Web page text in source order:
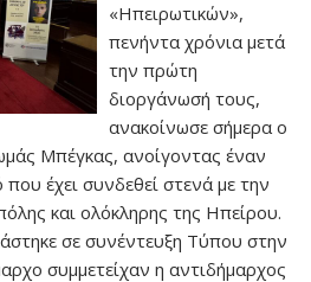
«Ηπειρωτικών»,
πενήντα χρόνια μετά
την πρώτη
διοργάνωσή τους,
ανακοίνωσε σήμερα ο
Μπέγκας, ανοίγοντας έναν
έχει συνδεθεί στενά με την
και ολόκληρης της Ηπείρου.
σε συνέντευξη Τύπου στην
συμμετείχαν η αντιδήμαρχος